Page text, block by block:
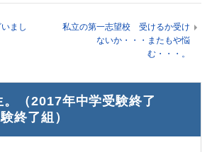
まし
私立の第一志望校 受けるか受け
ないか・・・またもや悩
む・・・。
。（2017年中学受験終了
終了組）